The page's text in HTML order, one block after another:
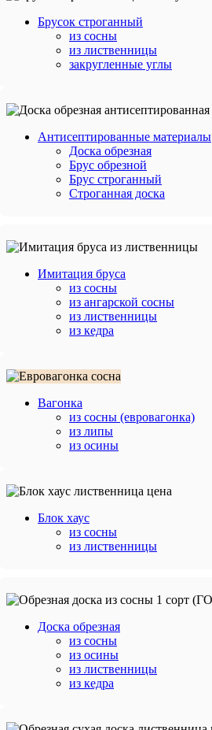
Брусок строганный
из сосны
из лиственницы
закругленные углы
Антисептированные материалы
Доска обрезная
Брус обрезной
Брус строганный
Строганная доска
Имитация бруса
из сосны
из ангарской сосны
из лиственницы
из кедра
Вагонка
из сосны (евровагонка)
из липы
из осины
Блок хаус
из сосны
из лиственницы
Доска обрезная
из сосны
из осины
из лиственницы
из кедра